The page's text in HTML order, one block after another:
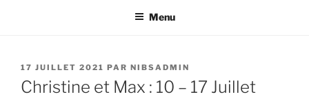
Menu
PUBLIÉ
LE
17 JUILLET 2021 PAR NIBSADMIN
Christine et Max : 10 – 17 Juillet